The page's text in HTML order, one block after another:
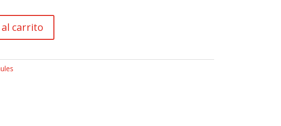
carrito